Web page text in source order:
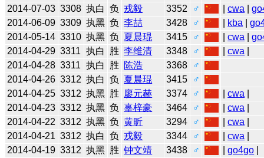
2014-07-03 3308 执白 负 戎毅 3352 ♂ |cwa |
2014-06-09 3309 执黑 负 李喆 3428 ♂ kba |
2014-05-14 3310 执黑 负 夏晨琨 3415 ♂ |cwa |
2014-04-29 3311 执白 胜 李维清 3348 ♂ |cwa
2014-04-28 3311 执白 胜 陈浩 3368
♂
2014-04-26 3312 执白 负 夏晨琨 3415
♂
2014-04-25 3312 执黑 胜 廖元赫 3374 ♂ |cwa
2014-04-23 3312 执黑 负 辜梓豪 3464 ♂ |cwa
2014-04-22 3312 执黑 负 黄昕 3294 ♂ |cwa
2014-04-21 3312 执白 负 戎毅 3344 ♂ |cwa
2014-04-19 3312 执黑 胜 钟文靖 3438 ♂ |go4go